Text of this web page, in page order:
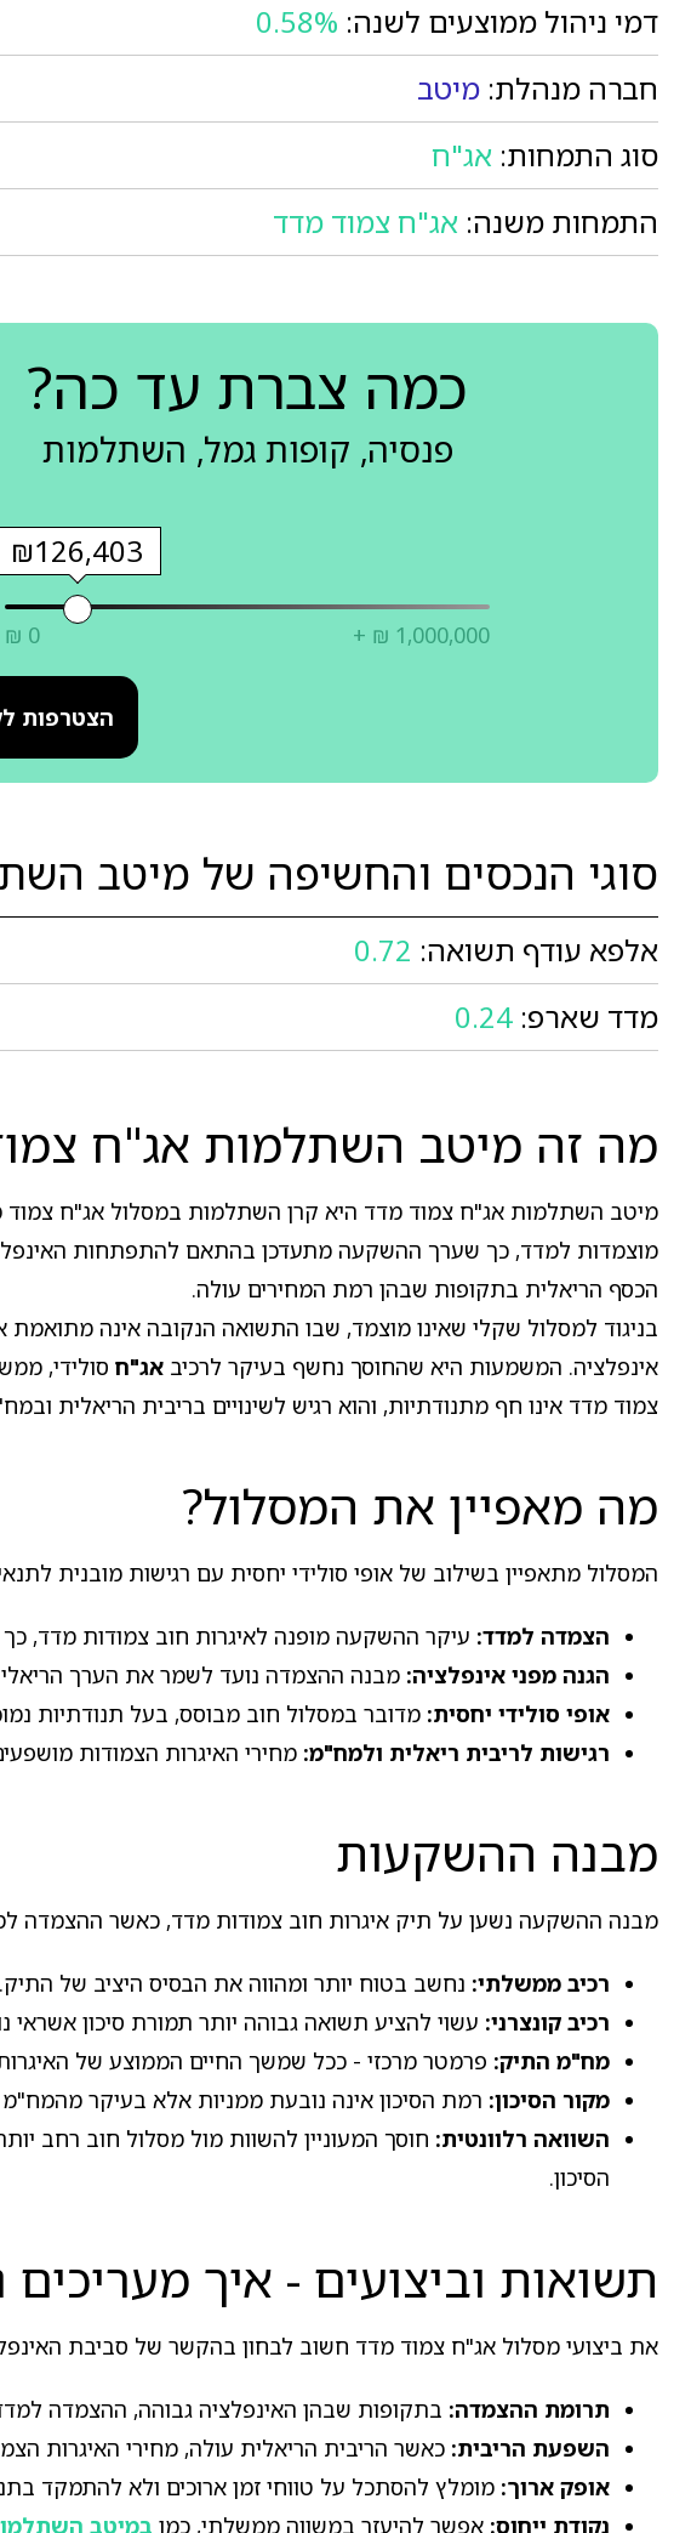
דמי ניהול ממוצעים לשנה: 0.58%
חברה מנהלת: מיטב
סוג התמחות: אג"ח
התמחות משנה: אג"ח צמוד מדד
כמה צברת עד כה?
פנסיה, קופות גמל, השתלמות
₪126,403
₪ 0 + ₪ 1,000,000
הצטרפות
סוגי הנכסים והחשיפה של מיטב
אלפא עודף תשואה: 0.72
מדד שארפ: 0.24
מה זה מיטב השתלמות אג"ח
מיטב השתלמות אג"ח צמוד מדד היא קרן השתלמות במסלול אג"ח צמוד
מוצמדות למדד, כך שערך ההשקעה מתעדכן בהתאם להתפתחות
הכסף הריאלית בתקופות שבהן רמת המחירים עולה.
בניגוד למסלול שקלי שאינו מוצמד, שבו התשואה הנקובה אינה
אינפלציה. המשמעות היא שהחוסך נחשף בעיקר לרכיב אג"חסולידי,
צמוד מדד אינו חף מתנודתיות, והוא רגיש לשינויים בריבית הריאלית
מה מאפיין את המסלול?
המסלול מתאפיין בשילוב של אופי סולידי יחסית עם רגישות מובנית
הצמדה למדד: עיקר ההשקעה מופנה לאיגרות חוב צמודות מדד,
הגנה מפני אינפלציה: מבנה ההצמדה נועד לשמר את הערך
אופי סולידי יחסית: מדובר במסלול חוב מבוסס, בעל תנודתיות
רגישות לריבית ריאלית ולמח"מ: מחירי האיגרות הצמודות
מבנה ההשקעות
מבנה ההשקעה נשען על תיק איגרות חוב צמודות מדד, כאשר ההצמדה
רכיב ממשלתי: נחשב בטוח יותר ומהווה את הבסיס היציב של התיק.
רכיב קונצרני: עשוי להציע תשואה גבוהה יותר תמורת סיכון
מח"מ התיק: פרמטר מרכזי - ככל שמשך החיים הממוצע של האיגרות
מקור הסיכון: רמת הסיכון אינה נובעת ממניות אלא בעיקר
השוואה רלוונטית: חוסך המעוניין להשוות מול מסלול חוב רחב יותר
הסיכון.
תשואות וביצועים - איך מעריכים
את ביצועי מסלול אג"ח צמוד מדד חשוב לבחון בהקשר של סביבת
תרומת ההצמדה: בתקופות שבהן האינפלציה גבוהה, ההצמדה
השפעת הריבית: כאשר הריבית הריאלית עולה, מחירי האיגרות
אופק ארוך: מומלץ להסתכל על טווחי זמן ארוכים ולא להתמקד
נקודת ייחוס: אפשר להיעזר במשווה ממשלתי, כמו במיטב